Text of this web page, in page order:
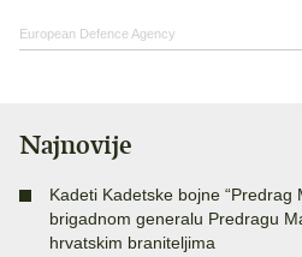
European Defence Agency
Najnovije
Kadeti Kadetske bojne “Predrag
brigadnom generalu Predragu
hrvatskim braniteljima